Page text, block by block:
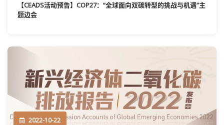
【CEADS活动预告】COP27：“全球面向双碳转型的挑战与机遇”主
题边会
2022-10-22